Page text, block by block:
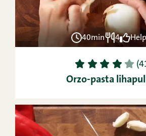
40min 4
1 2 3 4 5
Orzo-pasta